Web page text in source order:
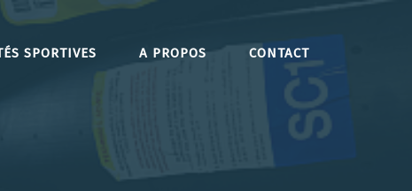
SPORTIVES A PROPOS CONTACT